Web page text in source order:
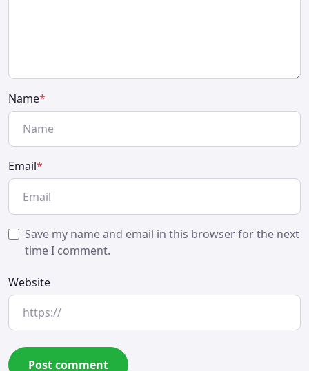
Name*
Email*
Save my name and email in this browser for the next
time I comment.
Website